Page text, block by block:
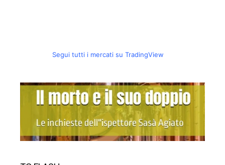
Segui tutti i mercati su TradingView